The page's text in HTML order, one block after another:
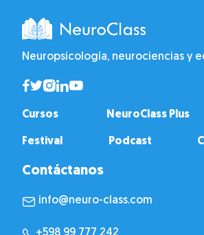
Neuropsicología, neurociencias y
Cursos NeuroClass Plus
Festival Podcast
Contáctanos
info@neuro-class.com